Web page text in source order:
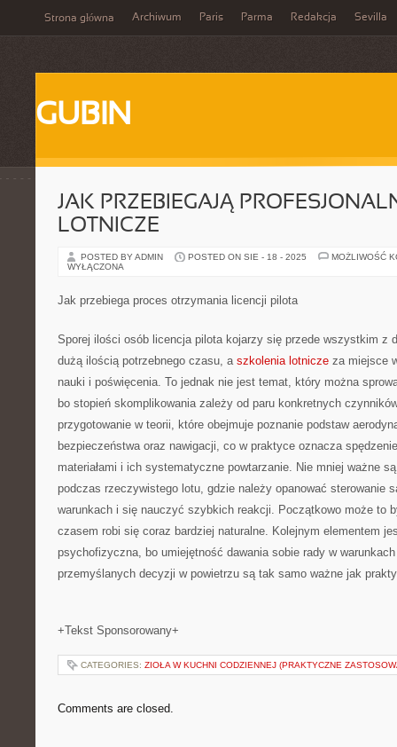
Strona główna Archiwum Paris Parma Redakcja Sevilla
GUBIN
JAK PRZEBIEGAJĄ
LOTNICZE
POSTED BY ADMIN POSTED ON SIE - 18 - 2025
MOŻLIWOŚĆ
WYŁĄCZONA
Jak przebiega proces otrzymania licencji pilota
Sporej ilości osób licencja pilota kojarzy się przede wszystkim z
dużą ilością potrzebnego czasu, a szkolenia lotnicze za miejsce
nauki i poświęcenia. To jednak nie jest temat, który można
bo stopień skomplikowania zależy od paru konkretnych
przygotowanie w teorii, które obejmuje poznanie podstaw
bezpieczeństwa oraz nawigacji, co w praktyce oznacza
materiałami i ich systematyczne powtarzanie. Nie mniej ważne
podczas rzeczywistego lotu, gdzie należy opanować sterowanie
warunkach i się nauczyć szybkich reakcji. Początkowo może to
czasem robi się coraz bardziej naturalne. Kolejnym elementem
psychofizyczna, bo umiejętność dawania sobie rady w
przemyślanych decyzji w powietrzu są tak samo ważne jak
+Tekst Sponsorowany+
CATEGORIES: ZIOŁA W KUCHNI CODZIENNEJ (PRAKTYCZNE
Comments are closed.